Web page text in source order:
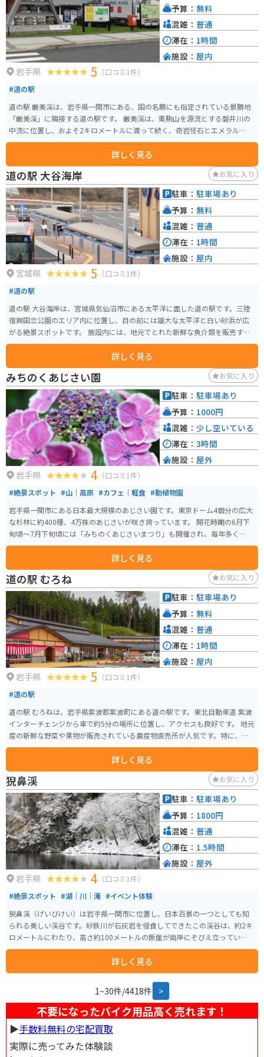
ことができます。
岩手県 5 （口コミ1件）
#道の駅
道の駅 厳美渓は、岩手県一関市にある、国の名勝にも指定されている景勝地
「厳美渓」に隣接する道の駅です。 厳美渓は、栗駒山を源流とする磐井川の
中流に位置し、およそ2キロメートルに渡って続く、奇岩怪石とエメラルドグ
リーンの渓流が織りなす美しい渓谷です。 道の駅には、地元の特産品を販売
するショップやレストランがあり、岩手県や一関市の味覚を楽しむことがで
きます。特に、地元産のそば粉を使った手打ちそばや、新鮮な野菜を使った
料理がおすすめです。 また、厳美渓の雄大な景色を眺めながら、ゆったりと
くつろげる休憩スペースも用意されています。 バイクで訪れる際は、道の駅
に隣接する無料駐車場を利用できます。厳美渓周辺には、見どころが点在し
ているので、バイクでのツーリングにも最適なエリアです。 厳美渓を訪れた
際には、ぜひ道の駅 厳美渓にも立ち寄ってみてください。
詳しく見る
予算： 無料
混雑： 普通
滞在： 1時間
施設： 屋内
道の駅 大谷海岸 お気に入り
宮城県 5 （口コミ1件）
#道の駅
道の駅 大谷海岸は、宮城県気仙沼市にある太平洋に面した道の駅です。三陸
復興国立公園のエリア内に位置し、目の前には雄大な太平洋と白い砂浜が広
がる絶景スポットです。 施設内には、地元でとれた新鮮な魚介類を販売する
直売所や、海の幸をふんだんに使った料理が味わえるレストランがありま
す。また、観光案内所では、周辺の観光スポットや宿泊情報なども入手でき
ます。 バイクで訪れる際には、道の駅に隣接する広い駐車場があるので安心
です。太平洋を眺めながらのツーリングは、最高の思い出になること間違い
なしです。 周辺には、東日本大震災で被災した気仙沼市の復興のシンボルで
ある「海の市」や、震災遺構として保存されている「気仙沼向洋高校旧校
舎」など、見どころもたくさんあります。 名産品としては、新鮮な海の幸は
もちろんのこと、地元産の食材を使った「気仙沼ホルモン」も人気です。
詳しく見る
駐車： 駐車場あり
予算： 無料
混雑： 普通
滞在： 1時間
施設： 屋内
みちのくあじさい園 お気に入り
岩手県 4 （口コミ1件）
#絶景スポット #山｜高原 #カフェ｜軽食 #動植物園
岩手県一関市にある日本最大規模のあじさい園です。東京ドーム4個分の広大
な杉林に約400種、4万株のあじさいが咲き誇っています。 開花時期の6月下
旬頃～7月下旬頃には「みちのくあじさいまつり」も開催され、毎年多くの
人々で賑わいます。屋外なので雨天は傘が必須ですが、雨の日ならではのあ
じさいの表情が楽しめます。園内にはキッチンカーやカフェなどが点在し休
憩がてら利用できます。 園内は山道となっており、舗装されておりませんの
で、歩きやすい防水の靴などがオススメです。運転手付きカートを利用して
楽しむこともできます。（有料、予約優先、4台のみ）所要時間約40分。お花
好きやカメラが趣味の方、カップルにもおすすめのスポットです。
詳しく見る
駐車： 駐車場あり
予算： 1000円
混雑： 少し空いている
滞在： 3時間
施設： 屋外
道の駅 むろね お気に入り
岩手県 5 （口コミ1件）
#道の駅
道の駅 むろねは、岩手県紫波郡紫波町にある道の駅です。東北自動車道 紫波
インターチェンジから車で約5分の場所に位置し、アクセスも良好です。 地元
産の新鮮な野菜や果物が販売されている農産物直売所が人気です。特に、旬
のりんごやぶどうは格別です。レストランでは、地元食材をふんだんに使っ
た料理を楽しむことができます。おすすめは、紫波町産のひとめぼれを使っ
た「ひとめぼれ御膳」です。 バイクで訪れる場合、道の駅 むろねは広々とし
た駐車場があるので安心です。周辺には、緑豊かな自然が広がっており、ツ
ーリングの休憩場所としても最適です。道の駅から少し足を延ばせば、城山
公園や南昌寺など、歴史を感じられる観光スポットもあります。 お土産に
は、地元産のりんごを使ったジュースやジャム、南部せんべいなどがおすす
めです。
詳しく見る
駐車： 駐車場あり
予算： 無料
混雑： 普通
滞在： 1時間
施設： 屋内
猊鼻渓 お気に入り
岩手県 4 （口コミ1件）
#絶景スポット #湖｜川｜滝 #イベント体験
猊鼻渓（げいびけい）は岩手県一関市に位置し、日本百景の一つとしても知
られる美しい渓谷です。砂鉄川が石灰岩を侵食してできたこの渓谷は、約2キ
ロメートルにわたり、高さ約100メートルの断崖が両岸にそびえ立っていま
す。猊鼻渓の名物として、船頭が棹一本で操る舟下りがあり、春の桜、夏の新
緑、秋の紅葉など、四季折々の自然美を楽しむことができます。 猊鼻渓は国
の名勝にも指定されており、舟下りでは、船頭が唄う「げいびうた」を聞き
ながら、静かな流れの中を進むことができ、渓谷の美しさを間近で感じるこ
とができます。平泉から車で約30分の距離にあり、岩手県の南部に位置する
この地域を楽しむことができます。舟下り体験は1800円で約90分になりま
す。後半は船頭さんがげいび追分という曲を歌ってくれます。
詳しく見る
駐車： 駐車場あり
予算： 1800円
混雑： 普通
滞在： 1.5時間
施設： 屋外
1~30件/4418件 >
不要になったバイク用品高く売れます！
▶︎手数料無料の宅配買取
実際に売ってみた体験談